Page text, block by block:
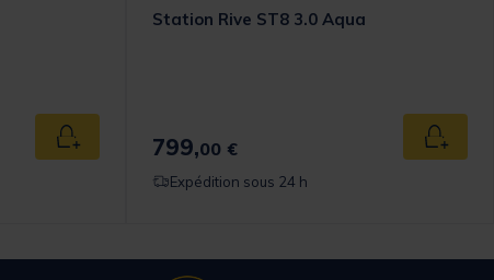
Ajouter au panier
Station Rive ST8 3.0 Aqua
799,00 € Ajouter
Expédition sous 24 h